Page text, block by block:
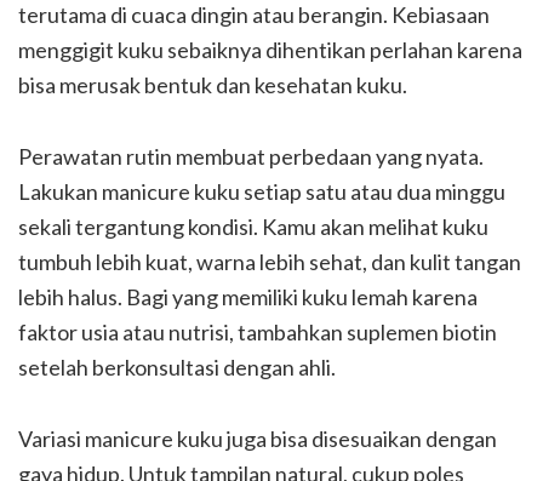
terutama di cuaca dingin atau berangin. Kebiasaan
menggigit kuku sebaiknya dihentikan perlahan karena
bisa merusak bentuk dan kesehatan kuku.
Perawatan rutin membuat perbedaan yang nyata.
Lakukan manicure kuku setiap satu atau dua minggu
sekali tergantung kondisi. Kamu akan melihat kuku
tumbuh lebih kuat, warna lebih sehat, dan kulit tangan
lebih halus. Bagi yang memiliki kuku lemah karena
faktor usia atau nutrisi, tambahkan suplemen biotin
setelah berkonsultasi dengan ahli.
Variasi manicure kuku juga bisa disesuaikan dengan
gaya hidup. Untuk tampilan natural, cukup poles